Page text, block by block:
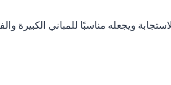
ويجعله مناسبًا للمباني الكبيرة